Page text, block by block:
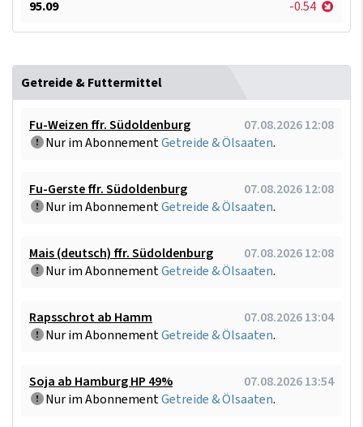
95.09 -0.54
Getreide & Futtermittel
Fu-Weizen ffr. Südoldenburg
07.08.2026 12:08
Nur im AbonnementGetreide & Ölsaaten.
Fu-Gerste ffr. Südoldenburg
07.08.2026 12:08
Nur im AbonnementGetreide & Ölsaaten.
Mais (deutsch) ffr. Südoldenburg
07.08.2026 12:08
Nur im AbonnementGetreide & Ölsaaten.
Rapsschrot ab Hamm
07.08.2026 13:04
Nur im AbonnementGetreide & Ölsaaten.
Soja ab Hamburg HP 49%
07.08.2026 13:54
Nur im AbonnementGetreide & Ölsaaten.